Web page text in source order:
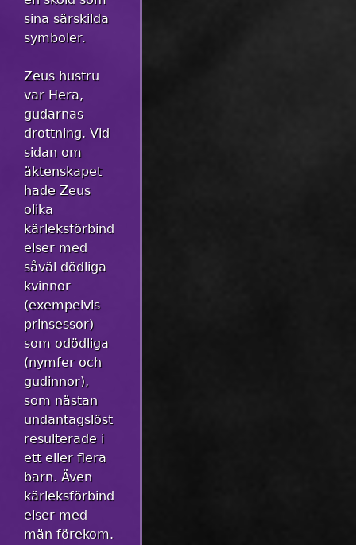
sina särskilda
symboler.
Zeus hustru
var Hera,
gudarnas
drottning. Vid
sidan om
äktenskapet
hade Zeus
olika
kärleksförbind
elser med
såväl dödliga
kvinnor
(exempelvis
prinsessor)
som odödliga
(nymfer och
gudinnor),
som nästan
undantagslöst
resulterade i
ett eller flera
barn. Även
kärleksförbind
elser med
män förekom.